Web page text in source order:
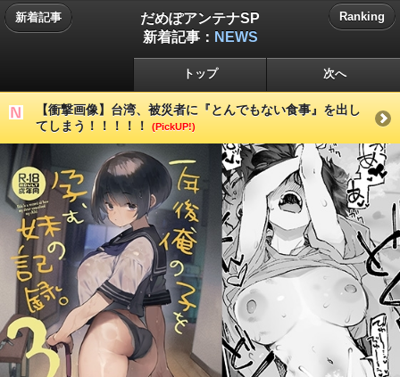
新着記事
だめぽアンテナSP
新着記事： NEWS
Ranking
トップ 次へ
【衝撃画像】台湾、被災者に『とんでもない食事』を出し
てしまう！！！！！
(PickUP!)